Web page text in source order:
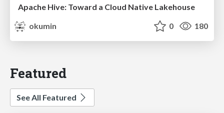
Apache Hive: Toward a Cloud Native Lakehouse
okumin
0 180
Featured
See All Featured